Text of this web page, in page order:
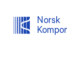
Norsk